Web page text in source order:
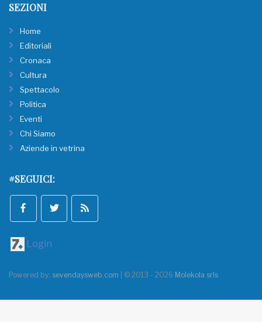
SEZIONI
Home
Editoriali
Cronaca
Cultura
Spettacolo
Politica
Eventi
Chi Siamo
Aziende in vetrina
#SEGUICI:
Login
Powered by: sevendaysweb.com | © 2013 - 2026 Molekola srls